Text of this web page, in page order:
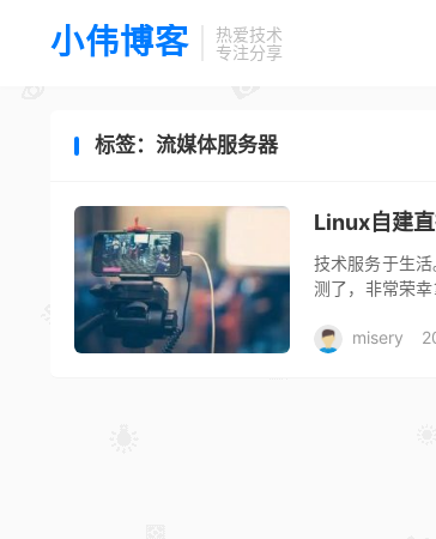
小伟博客
热爱技术
专注分享
标签：流媒体服务器
Linux自建
技术服务于生
测了，非常荣
misery